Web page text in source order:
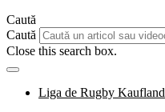
Caută
Caută
Close this search box.
Liga de Rugby Kaufland